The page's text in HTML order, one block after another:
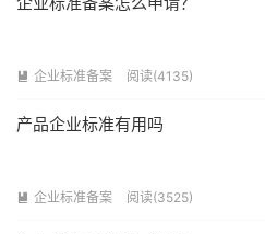
 企业标准备案 阅读(4135)
产品企业标准有用吗
 企业标准备案 阅读(3525)